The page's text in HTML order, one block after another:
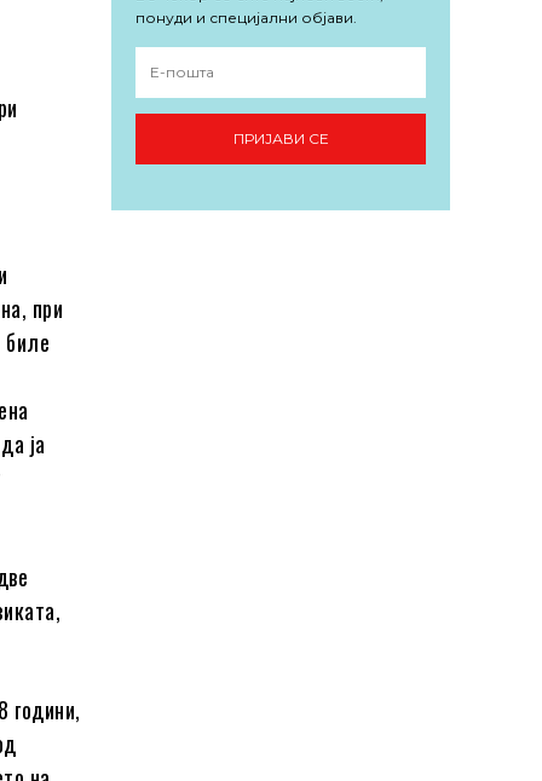
при
ја
години,
понуди и специјални објави.
ПРИЈАВИ СЕ